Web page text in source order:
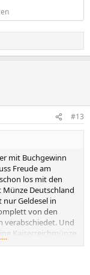
#13
mit Buchgewinn
Freude am
los mit den
Münze Deutschland
Geldesel in
von den
verabschiedet. Und
Kaiserreichmünze